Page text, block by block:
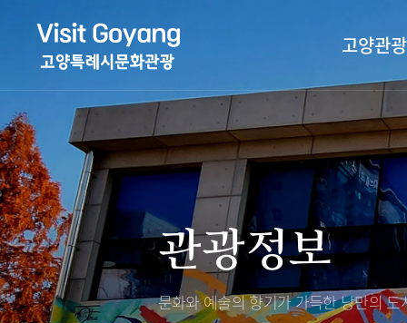
고양관
관광특화거리
TV속 고양 나들
야경 나들이
자전거 나들이
도보관광 나들이
DMZ평화의길
대표축제
축제/행사
고양관광정보
층별안내
편의시설
오시는길
관광정보
문화와 예술의 향기가 가득한낭만의 도